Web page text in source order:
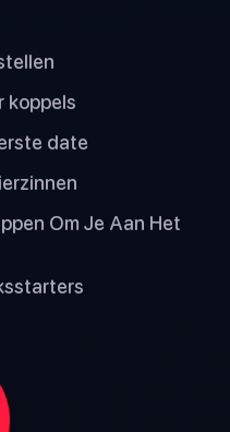
koppels
date
Om Je Aan Het